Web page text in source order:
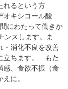
れるという方
オキシコール酸
にわたって働きか
ンスします。ま
・消化不良を改善
立ちます。　もた
感、食欲不振（食
に。